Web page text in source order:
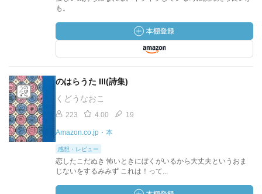
も。
のはらうた III(詩集)
くどうなおこ
223 4.00 19
Amazon.co.jp・本
感想・レビュー
恋したこだぬき 怖いときにぼくがいるから大丈夫というおま
じないをするみみず これは！って...